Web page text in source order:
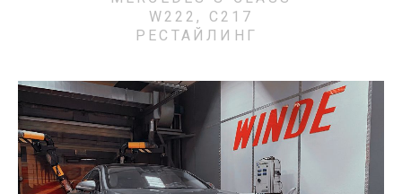
W222, C217
РЕСТАЙЛИНГ